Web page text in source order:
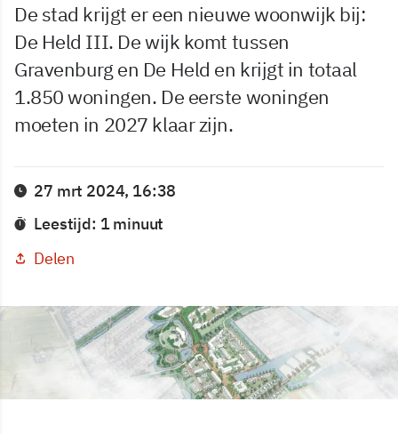
De stad krijgt er een nieuwe woonwijk bij:
De Held III. De wijk komt tussen
Gravenburg en De Held en krijgt in totaal
1.850 woningen. De eerste woningen
moeten in 2027 klaar zijn.
27 mrt 2024, 16:38
Leestijd: 1 minuut
Delen